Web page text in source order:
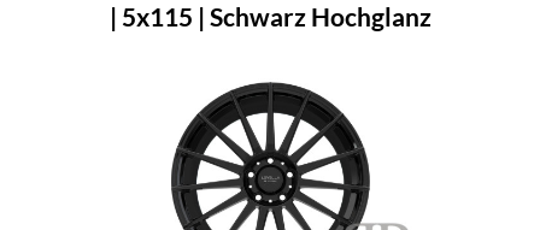
| 5x115 | Schwarz Hochglanz